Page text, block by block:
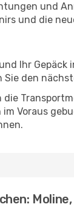
und
und die
Ihr
Sie den
die
Voraus